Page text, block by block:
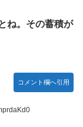
つか遊んで」
止にしないとい
モン？」
ゲーフリ新作を
ね。その蓄積が
コメント欄へ引用